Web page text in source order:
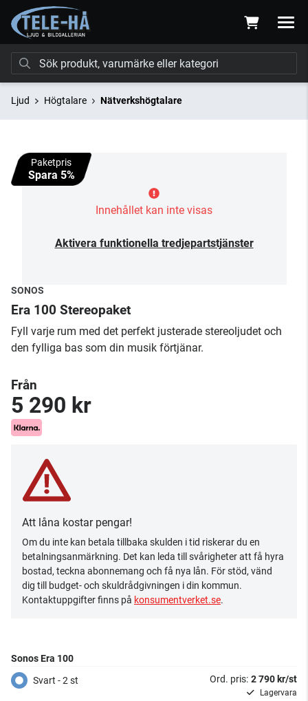
Ljud Högtalare Nätverkshögtalare
Paketpris
Spara 5%
Innehållet kan inte visas
Aktivera funktionella tredjepartstjänster
SONOS
Era 100 Stereopaket
Fyll varje rum med det perfekt justerade stereoljudet och
den fylliga bas som din musik förtjänar.
Från
5 290 kr
Att låna kostar pengar!
Om du inte kan betala tillbaka skulden i tid riskerar du en
betalningsanmärkning. Det kan leda till svårigheter att få hyra
bostad, teckna abonnemang och få nya lån. För stöd, vänd
dig till budget- och skuldrådgivningen i din kommun.
Kontaktuppgifter finns på konsumentverket.se.
Sonos Era 100
Svart - 2 st
Lagervara
Ord. pris: 2 790 kr/st